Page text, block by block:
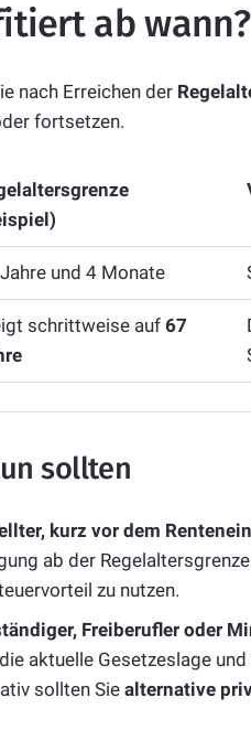
ab wann?
nach Erreichen der
fortsetzen.
und 4 Monate
schrittweise auf 67
sollten
kurz vor dem
ab der
zu nutzen.
Freiberufler oder
aktuelle Gesetzeslage und
sollten Sie alternative